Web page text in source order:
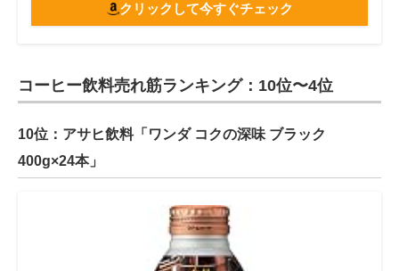
クリックして今すぐチェック
コーヒー飲料売れ筋ランキング：10位〜4位
10位：アサヒ飲料「ワンダ コクの深味 ブラック
400g×24本」